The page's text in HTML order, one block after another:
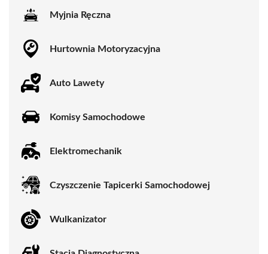
Myjnia Ręczna
Hurtownia Motoryzacyjna
Auto Lawety
Komisy Samochodowe
Elektromechanik
Czyszczenie Tapicerki Samochodowej
Wulkanizator